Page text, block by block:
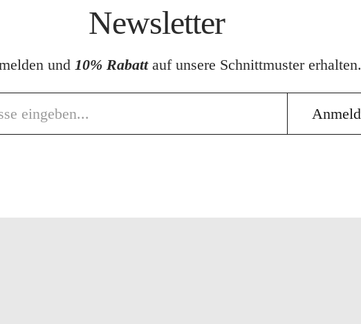
Newsletter
und 10% Rabattauf unsere Schnittmuster erhalten.